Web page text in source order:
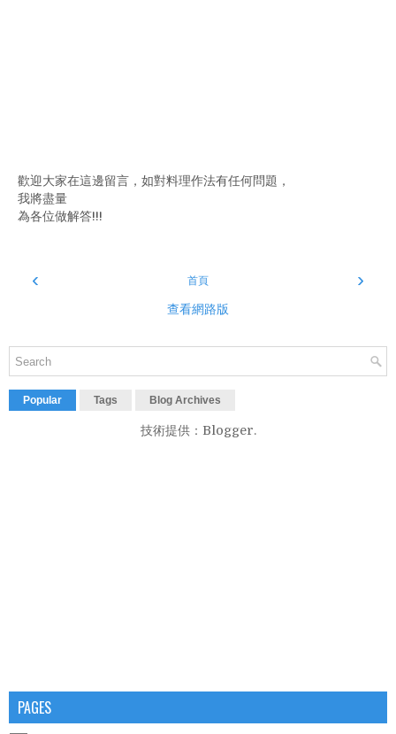
歡迎大家在這邊留言，如對料理作法有任何問題，
我將盡量
為各位做解答!!!
‹ ›
首頁
查看網路版
Popular Tags Blog Archives
技術提供： Blogger.
PAGES